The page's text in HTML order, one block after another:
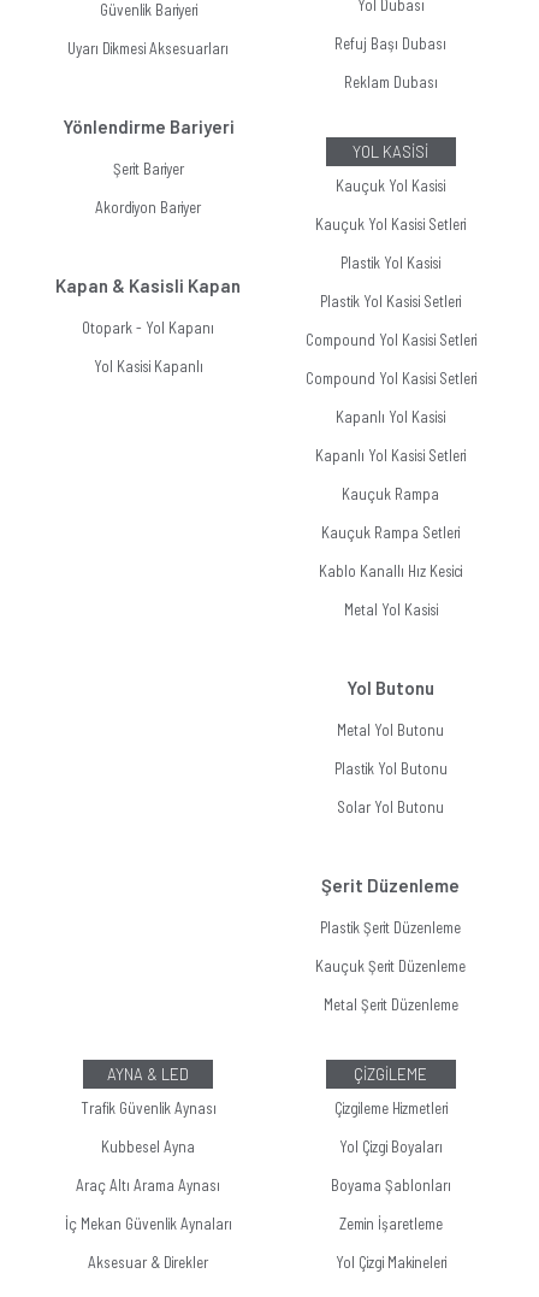
Güvenlik Bariyeri
Uyarı Dikmesi Aksesuarları
Yönlendirme Bariyeri
Şerit Bariyer
Akordiyon Bariyer
Kapan & Kasisli Kapan
Otopark - Yol Kapanı
Yol Kasisi Kapanlı
Yol Dubası
Refuj Başı Dubası
Reklam Dubası
YOL KASİSİ
Kauçuk Yol Kasisi
Kauçuk Yol Kasisi Setleri
Plastik Yol Kasisi
Plastik Yol Kasisi Setleri
Compound Yol Kasisi Setleri
Compound Yol Kasisi Setleri
Kapanlı Yol Kasisi
Kapanlı Yol Kasisi Setleri
Kauçuk Rampa
Kauçuk Rampa Setleri
Kablo Kanallı Hız Kesici
Metal Yol Kasisi
Yol Butonu
Metal Yol Butonu
Plastik Yol Butonu
Solar Yol Butonu
Şerit Düzenleme
Plastik Şerit Düzenleme
Kauçuk Şerit Düzenleme
Metal Şerit Düzenleme
AYNA & LED
Trafik Güvenlik Aynası
Kubbesel Ayna
Araç Altı Arama Aynası
İç Mekan Güvenlik Aynaları
Aksesuar & Direkler
ÇİZGİLEME
Çizgileme Hizmetleri
Yol Çizgi Boyaları
Boyama Şablonları
Zemin İşaretleme
Yol Çizgi Makineleri